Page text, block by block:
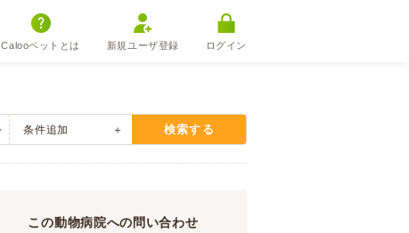
Calooペットとは 新規ユーザ登録 ログイン
条件追加 検索する
この動物病院への問い合わせ